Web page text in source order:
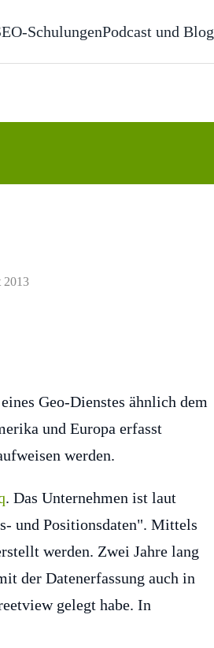
SchulungenPodcast und Blog
2013
Geo-Dienstes ähnlich dem
und Europa erfasst
werden.
. Das Unternehmen ist laut
und Positionsdaten". Mittels
werden. Zwei Jahre lang
der Datenerfassung auch in
gelegt habe. In